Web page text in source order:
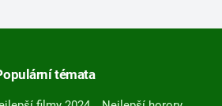
témata